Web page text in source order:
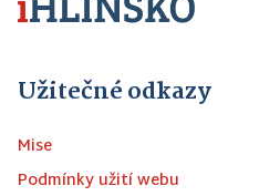
Užitečné odkazy
Mise
Podmínky užití webu